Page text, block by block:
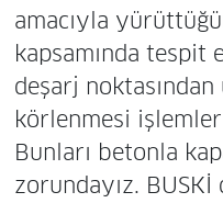
amacıyla
kapsamında
deşarj
körlenmesi
Bunları betonla
zorundayız. BUSKİ